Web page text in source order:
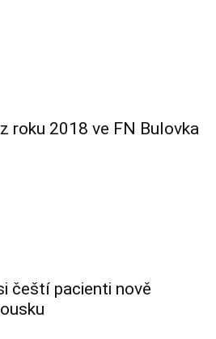
roku 2018 ve FN Bulovka
čeští pacienti nově